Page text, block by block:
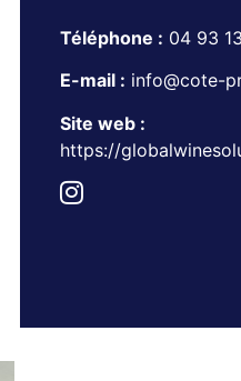
Téléphone : 04 93
E-mail : info@cote-
Site web :
https://